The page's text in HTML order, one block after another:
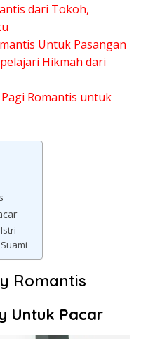
dari Tokoh,
Untuk Pasangan
Hikmah dari
Romantis untuk
Romantis
Untuk Pacar